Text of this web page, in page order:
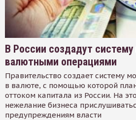
В России создадут систему
валютными операциями
Правительство создает систему
в валюте, с помощью которой
оттоком капитала из России. На
нежелание бизнеса
предупреждениям власти